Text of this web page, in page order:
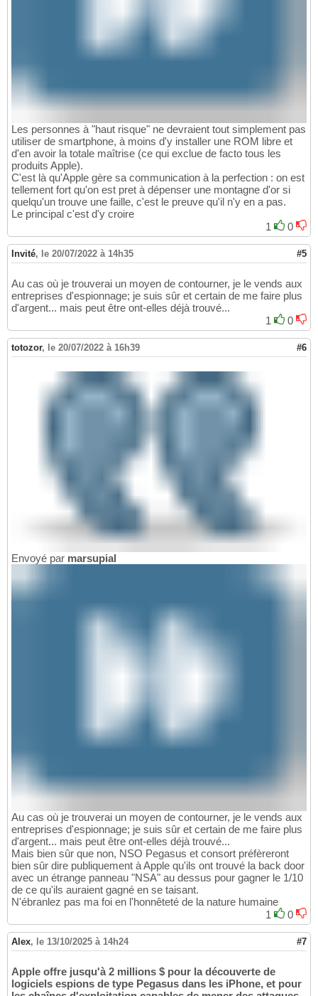
Les personnes à "haut risque" ne devraient tout simplement pas
utiliser de smartphone, à moins d'y installer une ROM libre et
d'en avoir la totale maîtrise (ce qui exclue de facto tous les
produits Apple).
C'est là qu'Apple gère sa communication à la perfection : on est
tellement fort qu'on est pret à dépenser une montagne d'or si
quelqu'un trouve une faille, c'est le preuve qu'il n'y en a pas.
Le principal c'est d'y croire
1
0
Invité, le 20/07/2022 à 14h35 #5
Au cas où je trouverai un moyen de contourner, je le vends aux
entreprises d'espionnage; je suis sûr et certain de me faire plus
d'argent... mais peut être ont-elles déjà trouvé...
1
0
totozor, le 20/07/2022 à 16h39 #6
Envoyé par marsupial
Au cas où je trouverai un moyen de contourner, je le vends aux
entreprises d'espionnage; je suis sûr et certain de me faire plus
d'argent... mais peut être ont-elles déjà trouvé...
Mais bien sûr que non, NSO Pegasus et consort préfèreront
bien sûr dire publiquement à Apple qu'ils ont trouvé la back door
avec un étrange panneau "NSA" au dessus pour gagner le 1/10
de ce qu'ils auraient gagné en se taisant.
N'ébranlez pas ma foi en l'honnêteté de la nature humaine
1
0
Alex, le 13/10/2025 à 14h24 #7
Apple offre jusqu'à 2 millions $ pour la découverte de
logiciels espions de type Pegasus dans les iPhone, et pour